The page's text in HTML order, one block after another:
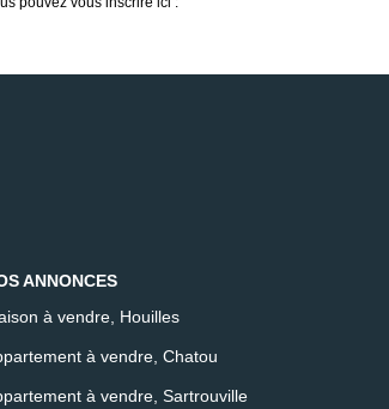
ANNONCES
à vendre, Houilles
à vendre, Chatou
à vendre, Sartrouville